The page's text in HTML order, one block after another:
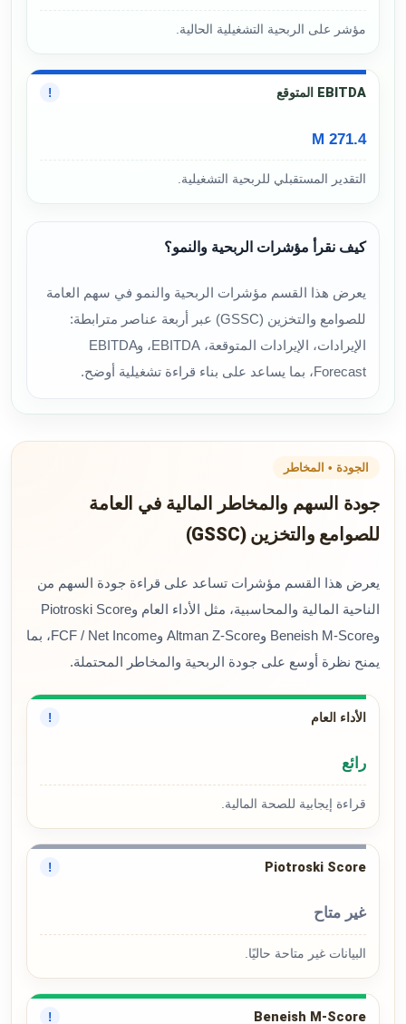
مؤشر على الربحية التشغيلية الحالية.
EBITDA المتوقع !
271.4 M
التقدير المستقبلي للربحية التشغيلية.
كيف نقرأ مؤشرات الربحية والنمو؟
يعرض هذا القسم مؤشرات الربحية والنمو في سهم العامة
للصوامع والتخزين (GSSC) عبر أربعة عناصر مترابطة:
الإيرادات، الإيرادات المتوقعة، EBITDA، وEBITDA
Forecast، بما يساعد على بناء قراءة تشغيلية أوضح.
الجودة • المخاطر
جودة السهم والمخاطر المالية في العامة
للصوامع والتخزين (GSSC)
يعرض هذا القسم مؤشرات تساعد على قراءة جودة السهم من
الناحية المالية والمحاسبية، مثل الأداء العام وPiotroski Score
وBeneish M-Score وAltman Z-Score وFCF / Net Income، بما
يمنح نظرة أوسع على جودة الربحية والمخاطر المحتملة.
الأداء العام !
رائع
قراءة إيجابية للصحة المالية.
Piotroski Score
!
غير متاح
البيانات غير متاحة حاليًا.
Beneish M-Score
!